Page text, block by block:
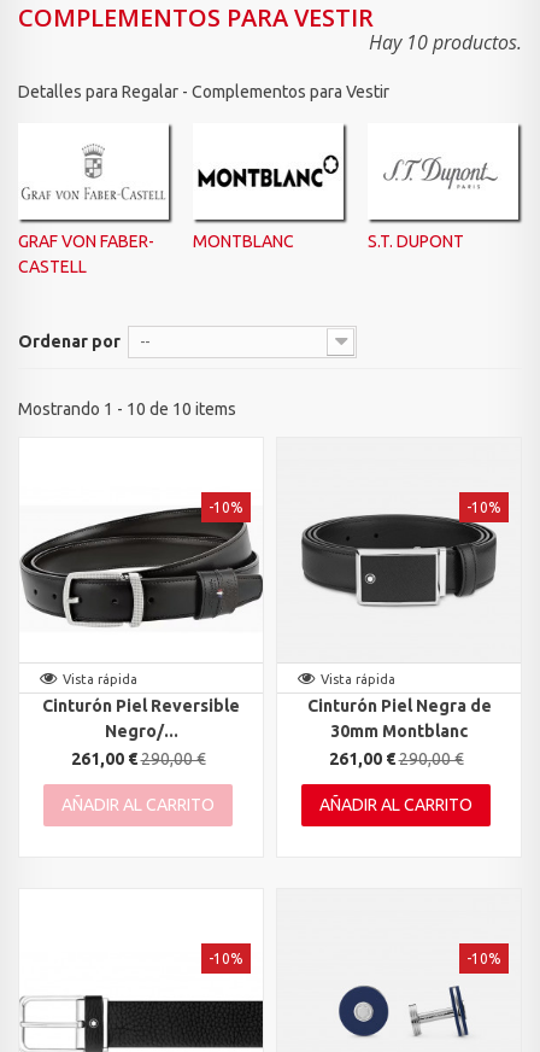
COMPLEMENTOS PARA VESTIR
Hay 10 productos.
Detalles para Regalar - Complementos para Vestir
GRAF VON FABER-
CASTELL
MONTBLANC S.T. DUPONT
Ordenar por --
Mostrando 1 - 10 de 10 items
Vista rápida
Cinturón Piel Reversible
Negro/...
261,00 €290,00 €
-10%
AÑADIR AL CARRITO
Vista rápida
Cinturón Piel Negra de
30mm Montblanc
261,00 €290,00 €
-10%
AÑADIR AL CARRITO
-10% -10%